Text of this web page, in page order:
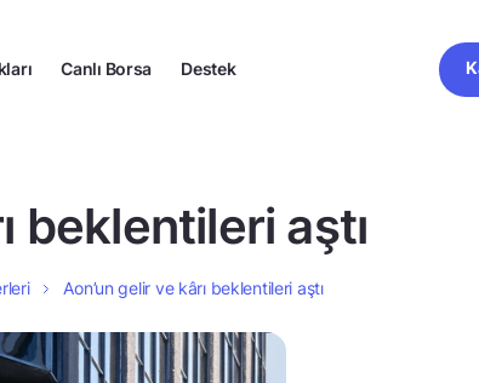
Canlı Borsa Destek
beklentileri aştı
Aon’un gelir ve kârı beklentileri aştı